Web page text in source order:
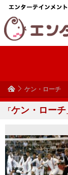
ケン・ローチ
「ケン・ローチ